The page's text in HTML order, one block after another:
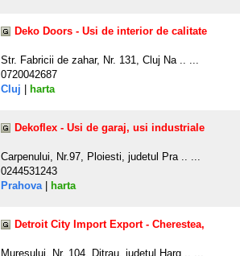
Deko Doors - Usi de interior de calitate
Str. Fabricii de zahar, Nr. 131, Cluj Na .. ...
0720042687
Cluj
harta
Dekoflex - Usi de garaj, usi industriale
Carpenului, Nr.97, Ploiesti, judetul Pra .. ...
0244531243
Prahova| harta
Detroit City Import Export - Cherestea,
Muresului, Nr. 104, Ditrau, judetul Harg .. ...